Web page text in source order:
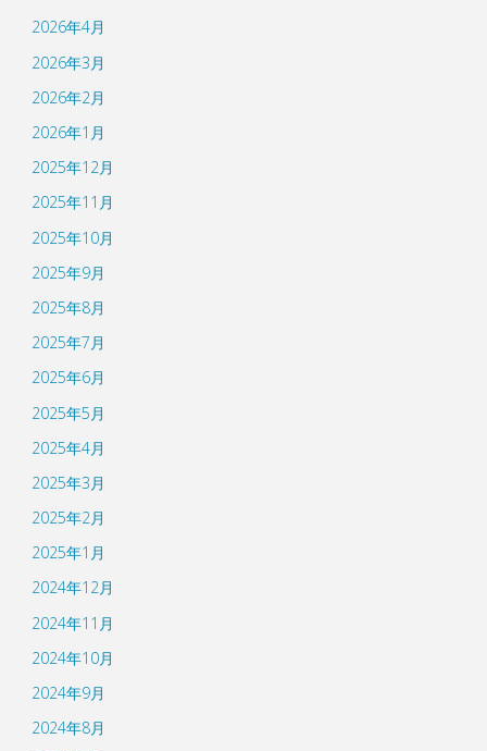
2026年4月
2026年3月
2026年2月
2026年1月
2025年12月
2025年11月
2025年10月
2025年9月
2025年8月
2025年7月
2025年6月
2025年5月
2025年4月
2025年3月
2025年2月
2025年1月
2024年12月
2024年11月
2024年10月
2024年9月
2024年8月